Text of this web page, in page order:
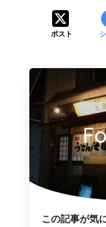
ポスト
この記事が気